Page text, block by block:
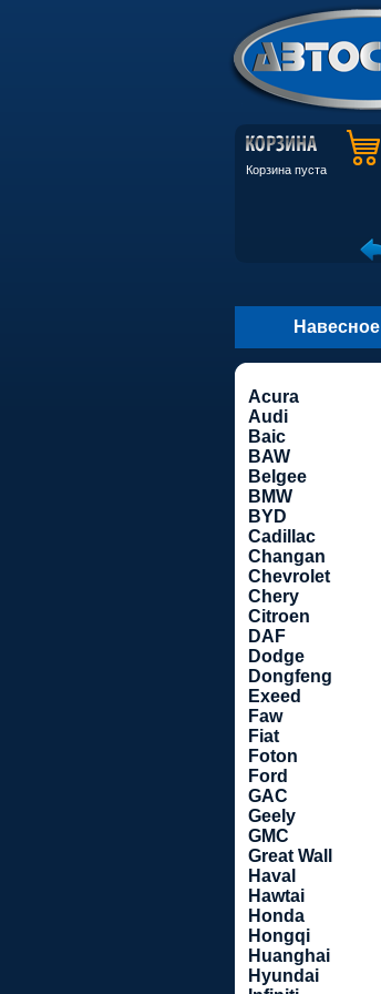
Корзина пуста
Acura
Audi
Baic
BAW
Belgee
BMW
BYD
Cadillac
Changan
Chevrolet
Chery
Citroen
DAF
Dodge
Dongfeng
Exeed
Faw
Fiat
Foton
Ford
GAC
Geely
GMC
Great Wall
Haval
Hawtai
Honda
Hongqi
Huanghai
Hyundai